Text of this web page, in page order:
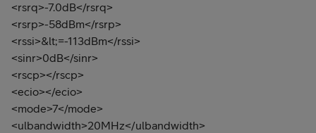
<rsrq>-7.0dB</rsrq>
<rsrp>-58dBm</rsrp>
<rssi>&lt;=-113dBm</rssi>
<sinr>0dB</sinr>
<rscp></rscp>
<ecio></ecio>
<mode>7</mode>
<ulbandwidth>20MHz</ulbandwidth>